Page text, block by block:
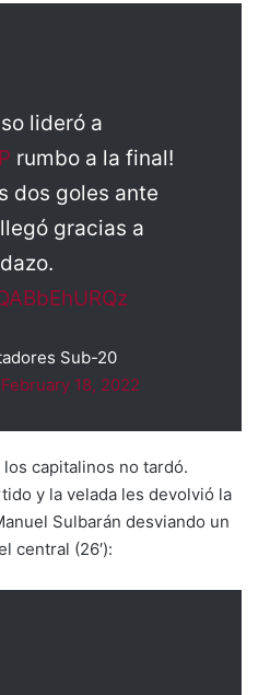
lideró a
rumbo a la final!
dos goles ante
llegó gracias a
Sub-20
February 18, 2022
capitalinos no tardó.
y la velada les devolvió la
Sulbarán desviando un
central (26′):